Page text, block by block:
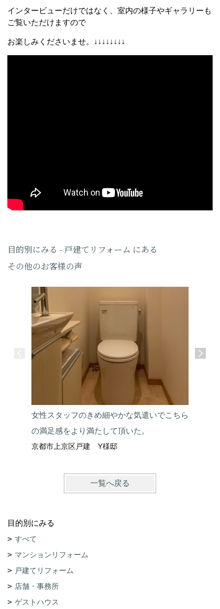
インタービューだけではなく、室内の様子やギャラリーも
ご覧いただけますので
お楽しみくださいませ。↓↓↓↓↓↓↓↓
目的別にみる - 戸建てリフォーム にある
その他のお客様の声
女性スタッフのきめ細やかな気遣いでこちら
の満足感をより満たして頂いた。
京都市上京区戸建 Y様邸
一覧へ戻る
目的別にみる
すべて
マンションリフォーム
戸建てリフォーム
店舗・事務所
ゲストハウス